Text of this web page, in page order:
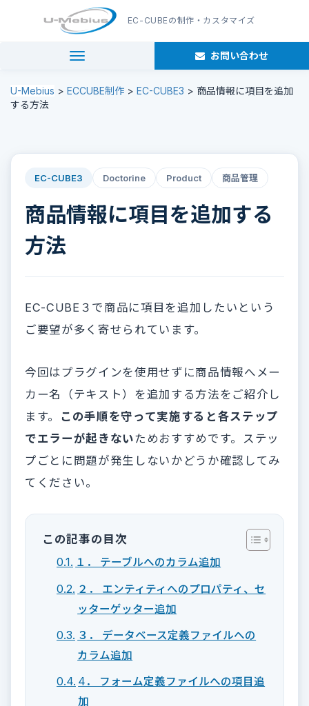
EC-CUBEの制作・カスタマイズ
navigation お問い合わせ
U-Mebius > ECCUBE制作 > EC-CUBE3 > 商品情報に項目を追加
する方法
EC-CUBE3 Doctorine Product 商品管理
商品情報に項目を追加する
方法
EC-CUBE３で商品に項目を追加したいという
ご要望が多く寄せられています。
今回はプラグインを使用せずに商品情報へメー
カー名（テキスト）を追加する方法をご紹介し
ます。
この手順を守って実施すると各ステップ
でエラーが起きないためおすすめです。ステッ
プごとに問題が発生しないかどうか確認してみ
てください。
この記事の目次
１． テーブルへのカラム追加
２． エンティティへのプロパティ、セ
ッターゲッター追加
３． データベース定義ファイルへの
カラム追加
4． フォーム定義ファイルへの項目追
加